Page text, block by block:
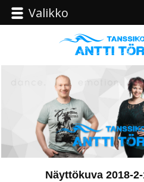
Näyttökuva 2018-
Valikko